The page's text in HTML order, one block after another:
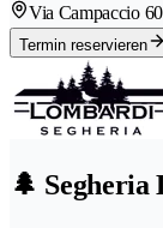
Via Campaccio 60
Termin reservieren
🌲